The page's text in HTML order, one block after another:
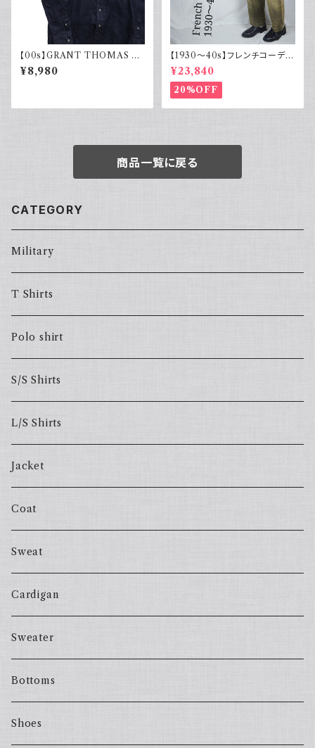
【00s】GRANT THOMAS 古
着 長袖リネンシャツ ネイビー
アメカジ古着
¥8,980
【1930～40s】フレンチコーデュ
ロイパンツ ヴィンテージ ループ
付 刺繍タグ
¥23,840
20%OFF
商品一覧に戻る
CATEGORY
Military
T Shirts
Polo shirt
S/S Shirts
L/S Shirts
Jacket
Coat
Sweat
Cardigan
Sweater
Bottoms
Shoes